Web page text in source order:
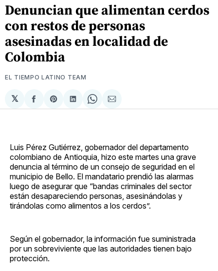
Denuncian que alimentan cerdos
con restos de personas
asesinadas en localidad de
Colombia
EL TIEMPO LATINO TEAM
𝕏
Compartir
en
Share
on
Compartir
en
Share
on
Compartir
via
Luis Pérez Gutiérrez, gobernador del departamento
colombiano de Antioquia, hizo este martes una grave
denuncia al término de un consejo de seguridad en el
municipio de Bello. El mandatario prendió las alarmas
luego de asegurar que “bandas criminales del sector
están desapareciendo personas, asesinándolas y
tirándolas como alimentos a los cerdos”.
Según el gobernador, la información fue suministrada
por un sobreviviente que las autoridades tienen bajo
protección.